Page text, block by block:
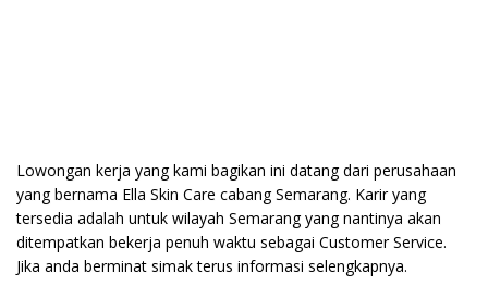
Lowongan kerja yang kami bagikan ini datang dari perusahaan
yang bernama Ella Skin Care cabang Semarang. Karir yang
tersedia adalah untuk wilayah Semarang yang nantinya akan
ditempatkan bekerja penuh waktu sebagai Customer Service.
Jika anda berminat simak terus informasi selengkapnya.